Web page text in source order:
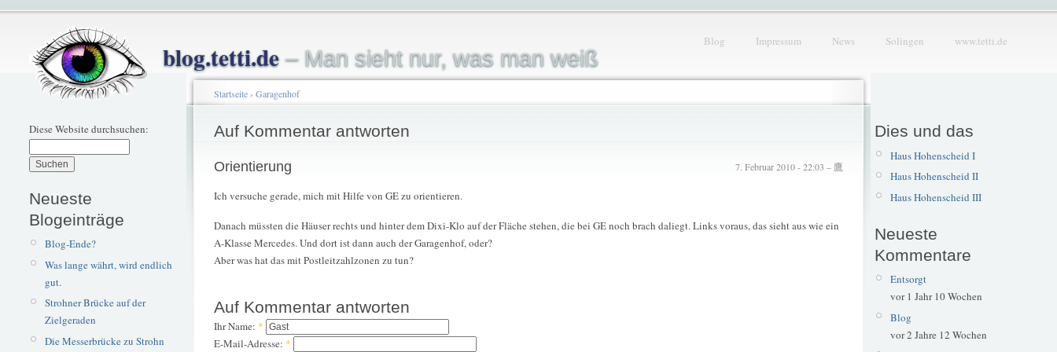
blog.tetti.de– Man sieht nur, was man weiß
Blog Impressum News Solingen www.tetti.de
Diese Website durchsuchen:
Neueste
Blogeinträge
Blog-Ende?
Was lange währt, wird endlich
gut.
Strohner Brücke auf der
Zielgeraden
Die Messerbrücke zu Strohn
Startseite› Garagenhof
Auf Kommentar antworten
7. Februar 2010 - 22:03 – 鷹
Orientierung
Ich versuche gerade, mich mit Hilfe von GE zu orientieren.
Danach müssten die Häuser rechts und hinter dem Dixi-Klo auf der Fläche stehen, die bei GE noch brach daliegt. Links voraus, das sieht aus wie ein
A-Klasse Mercedes. Und dort ist dann auch der Garagenhof, oder?
Aber was hat das mit Postleitzahlzonen zu tun?
Auf Kommentar antworten
Ihr Name: *
E-Mail-Adresse: *
Dies und das
Haus Hohenscheid I
Haus Hohenscheid II
Haus Hohenscheid III
Neueste
Kommentare
Entsorgt
vor 1 Jahr 10 Wochen
Blog
vor 2 Jahre 12 Wochen